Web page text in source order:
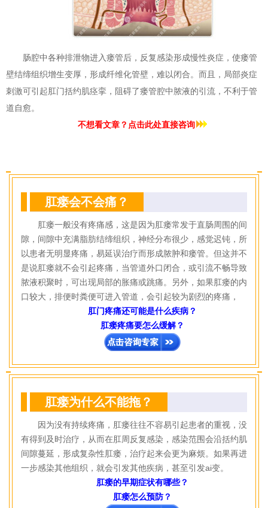
肠腔中各种排泄物进入瘘管后，反复感染形成慢性炎症，使瘘管
壁结缔组织增生变厚，形成纤维化管壁，难以闭合。而且，局部炎症
刺激可引起肛门括约肌痉挛，阻碍了瘘管腔中脓液的引流，不利于管
道自愈。
不想看文章？点击此处直接咨询
肛瘘会不会痛？
肛瘘一般没有疼痛感，这是因为肛瘘常发于直肠周围的间
隙，间隙中充满脂肪结缔组织，神经分布很少，感觉迟钝，所
以患者无明显疼痛，易延误治疗而形成脓肿和瘘管。但这并不
是说肛瘘就不会引起疼痛，当管道外口闭合，或引流不畅导致
脓液积聚时，可出现局部的胀痛或跳痛。另外，如果肛瘘的内
口较大，排便时粪便可进入管道，会引起较为剧烈的疼痛，
肛门疼痛还可能是什么疾病？
肛瘘疼痛要怎么缓解？
肛瘘为什么不能拖？
因为没有持续疼痛，肛瘘往往不容易引起患者的重视，没
有得到及时治疗，从而在肛周反复感染，感染范围会沿括约肌
间隙蔓延，形成复杂性肛瘘 ，治疗起来会更为麻烦。如果再进
一步感染其他组织，就会引发其他疾病，甚至引发ai变。
肛瘘的早期症状有哪些？
肛瘘怎么预防？